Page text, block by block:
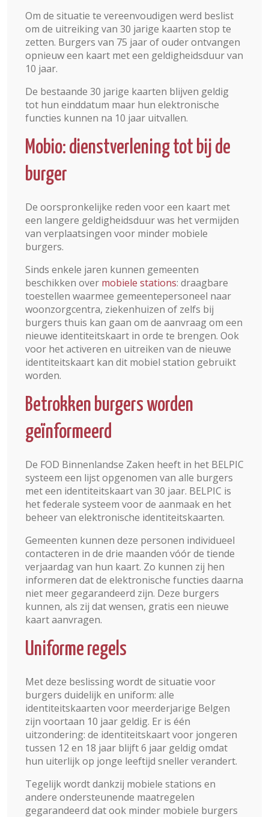
Om de situatie te vereenvoudigen werd beslist
om de uitreiking van 30 jarige kaarten stop te
zetten. Burgers van 75 jaar of ouder ontvangen
opnieuw een kaart met een geldigheidsduur van
10 jaar.
De bestaande 30 jarige kaarten blijven geldig
tot hun einddatum maar hun elektronische
functies kunnen na 10 jaar uitvallen.
Mobio: dienstverlening tot bij de
burger
De oorspronkelijke reden voor een kaart met
een langere geldigheidsduur was het vermijden
van verplaatsingen voor minder mobiele
burgers.
Sinds enkele jaren kunnen gemeenten
beschikken over mobiele stations: draagbare
toestellen waarmee gemeentepersoneel naar
woonzorgcentra, ziekenhuizen of zelfs bij
burgers thuis kan gaan om de aanvraag om een
nieuwe identiteitskaart in orde te brengen. Ook
voor het activeren en uitreiken van de nieuwe
identiteitskaart kan dit mobiel station gebruikt
worden.
Betrokken burgers worden
geïnformeerd
De FOD Binnenlandse Zaken heeft in het BELPIC
systeem een lijst opgenomen van alle burgers
met een identiteitskaart van 30 jaar. BELPIC is
het federale systeem voor de aanmaak en het
beheer van elektronische identiteitskaarten.
Gemeenten kunnen deze personen individueel
contacteren in de drie maanden vóór de tiende
verjaardag van hun kaart. Zo kunnen zij hen
informeren dat de elektronische functies daarna
niet meer gegarandeerd zijn. Deze burgers
kunnen, als zij dat wensen, gratis een nieuwe
kaart aanvragen.
Uniforme regels
Met deze beslissing wordt de situatie voor
burgers duidelijk en uniform: alle
identiteitskaarten voor meerderjarige Belgen
zijn voortaan 10 jaar geldig. Er is één
uitzondering: de identiteitskaart voor jongeren
tussen 12 en 18 jaar blijft 6 jaar geldig omdat
hun uiterlijk op jonge leeftijd sneller verandert.
Tegelijk wordt dankzij mobiele stations en
andere ondersteunende maatregelen
gegarandeerd dat ook minder mobiele burgers